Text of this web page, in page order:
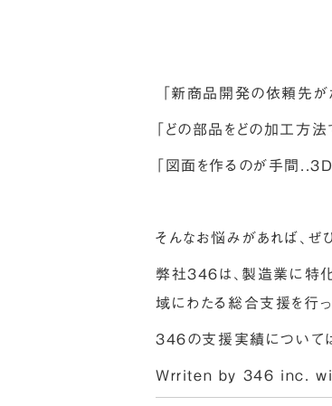
「新商品開発の依頼先が
「どの部品をどの加工方
「図面を作るのが手間..３
そんなお悩みがあれば、ぜ
弊社３４６は、製造業に
域にわたる総合支援を行っ
３４６の支援実績について
Wrriten by 346 inc.